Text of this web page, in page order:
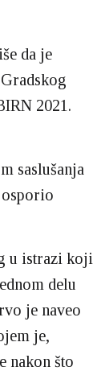
da je
2021.
saslušanja
u istrazi koji
delu
je naveo
je,
nakon što